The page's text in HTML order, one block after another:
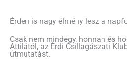
Érden is nagy élmény lesz a
Csak nem mindegy, honnan és
Attilától, az Érdi Csillagászati
útmutatást.